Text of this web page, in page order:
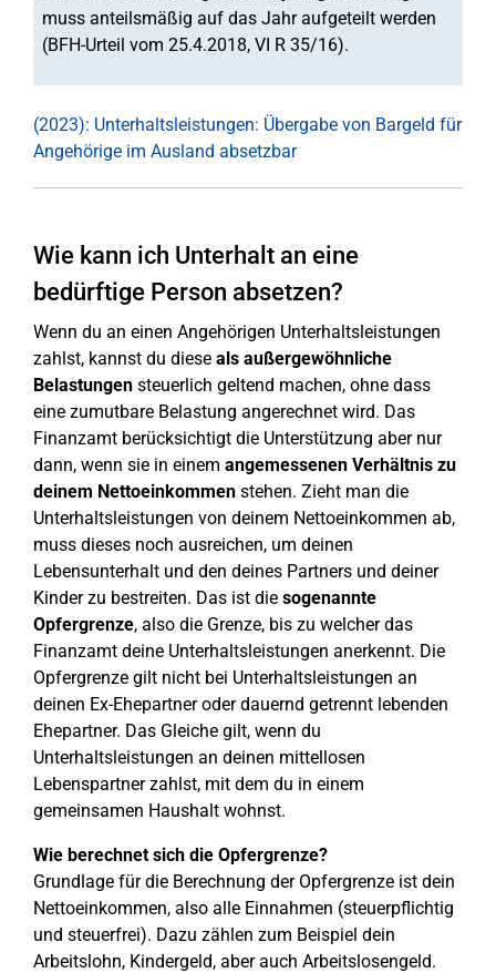
muss anteilsmäßig auf das Jahr aufgeteilt werden
(BFH-Urteil vom 25.4.2018, VI R 35/16).
(2023): Unterhaltsleistungen: Übergabe von Bargeld für
Angehörige im Ausland absetzbar
Wie kann ich Unterhalt an eine
bedürftige Person absetzen?
Wenn du an einen Angehörigen Unterhaltsleistungen
zahlst, kannst du diese als außergewöhnliche
Belastungen steuerlich geltend machen, ohne dass
eine zumutbare Belastung angerechnet wird. Das
Finanzamt berücksichtigt die Unterstützung aber nur
dann, wenn sie in einem angemessenen Verhältnis zu
deinem Nettoeinkommen stehen. Zieht man die
Unterhaltsleistungen von deinem Nettoeinkommen ab,
muss dieses noch ausreichen, um deinen
Lebensunterhalt und den deines Partners und deiner
Kinder zu bestreiten. Das ist die sogenannte
Opfergrenze, also die Grenze, bis zu welcher das
Finanzamt deine Unterhaltsleistungen anerkennt. Die
Opfergrenze gilt nicht bei Unterhaltsleistungen an
deinen Ex-Ehepartner oder dauernd getrennt lebenden
Ehepartner. Das Gleiche gilt, wenn du
Unterhaltsleistungen an deinen mittellosen
Lebenspartner zahlst, mit dem du in einem
gemeinsamen Haushalt wohnst.
Wie berechnet sich die Opfergrenze?
Grundlage für die Berechnung der Opfergrenze ist dein
Nettoeinkommen, also alle Einnahmen (steuerpflichtig
und steuerfrei). Dazu zählen zum Beispiel dein
Arbeitslohn, Kindergeld, aber auch Arbeitslosengeld.